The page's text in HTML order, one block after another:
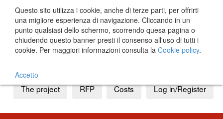
The project RFP Costs Log in/Register
Questo sito utilizza i cookie, anche di terze parti, per offrirti
una migliore esperienza di navigazione. Cliccando in un
punto qualsiasi dello schermo, scorrendo quesa pagina o
chiudendo questo banner presti il consenso all'uso di tutti i
cookie. Per maggiori informazioni consulta la Cookie policy.
Accetto